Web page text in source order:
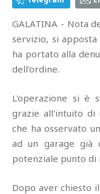
GALATINA - Nota
servizio, si
ha portato alla
dell'ordine.
L'operazione si è
grazie all'intuito di
che ha osservato
ad un garage già
potenziale punto di
Dopo aver chiesto